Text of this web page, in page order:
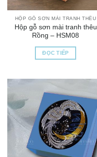
HỘP GỖ SƠN MÀI TRANH THÊU
Hộp gỗ sơn mài tranh thêu
Rồng – HSM08
ĐỌC TIẾP